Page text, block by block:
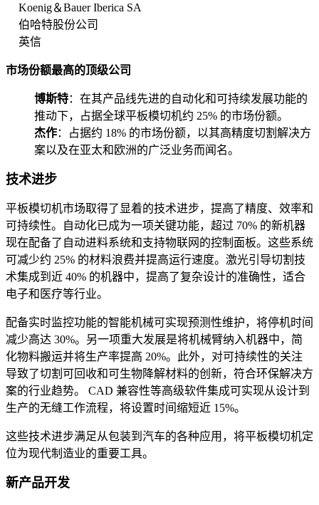
Koenig＆Bauer Iberica SA
伯哈特股份公司
英信
市场份额最高的顶级公司
博斯特：在其产品线先进的自动化和可持续发展功能的
推动下，占据全球平板模切机约 25% 的市场份额。
杰作：占据约 18% 的市场份额，以其高精度切割解决方
案以及在亚太和欧洲的广泛业务而闻名。
技术进步
平板模切机市场取得了显着的技术进步，提高了精度、效率和
可持续性。自动化已成为一项关键功能，超过 70% 的新机器
现在配备了自动进料系统和支持物联网的控制面板。这些系统
可减少约 25% 的材料浪费并提高运行速度。激光引导切割技
术集成到近 40% 的机器中，提高了复杂设计的准确性，适合
电子和医疗等行业。
配备实时监控功能的智能机械可实现预测性维护，将停机时间
减少高达 30%。另一项重大发展是将机械臂纳入机器中，简
化物料搬运并将生产率提高 20%。此外，对可持续性的关注
导致了切割可回收和可生物降解材料的创新，符合环保解决方
案的行业趋势。 CAD 兼容性等高级软件集成可实现从设计到
生产的无缝工作流程，将设置时间缩短近 15%。
这些技术进步满足从包装到汽车的各种应用，将平板模切机定
位为现代制造业的重要工具。
新产品开发